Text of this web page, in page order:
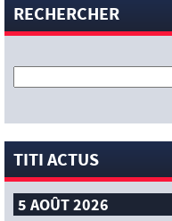
RECHERCHER
TITI ACTUS
5 AOÛT 2026